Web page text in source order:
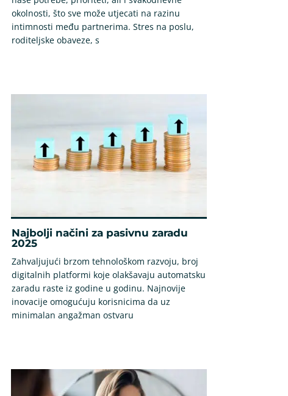
okolnosti, što sve može utjecati na razinu
intimnosti među partnerima. Stres na poslu,
roditeljske obaveze, s
Najbolji načini za pasivnu zaradu
2025
Zahvaljujući brzom tehnološkom razvoju, broj
digitalnih platformi koje olakšavaju automatsku
zaradu raste iz godine u godinu. Najnovije
inovacije omogućuju korisnicima da uz
minimalan angažman ostvaru